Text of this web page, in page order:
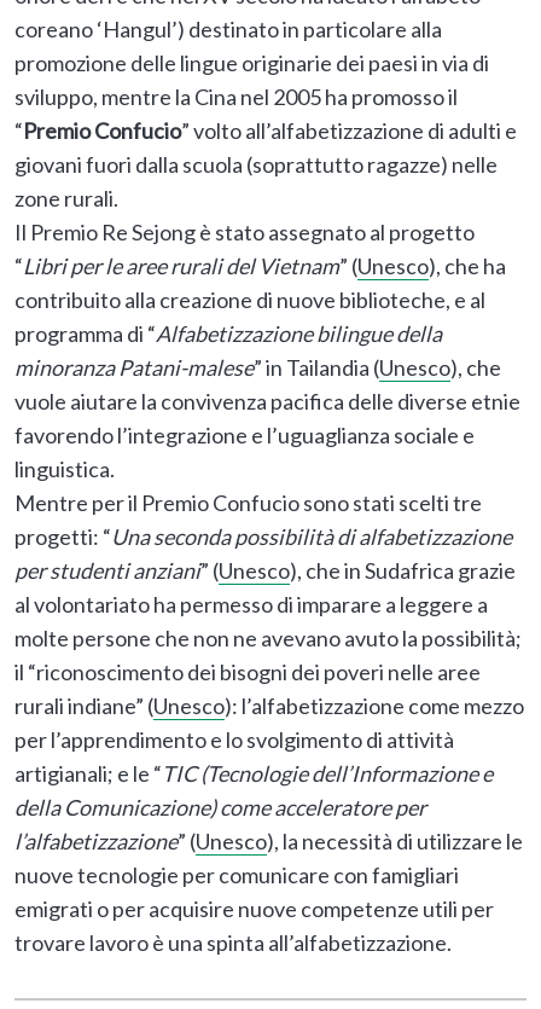
coreano ‘Hangul’) destinato in particolare alla
promozione delle lingue originarie dei paesi in via di
sviluppo, mentre la Cina nel 2005 ha promosso il
“PremioConfucio” volto all’alfabetizzazione di adulti e
giovani fuori dalla scuola (soprattutto ragazze) nelle
zone rurali.
Il Premio Re Sejong è stato assegnato al progetto
“Libri per le aree rurali del Vietnam” (Unesco), che ha
contribuito alla creazione di nuove biblioteche, e al
programma di “Alfabetizzazione bilingue della
minoranza Patani-malese” in Tailandia (Unesco), che
vuole aiutare la convivenza pacifica delle diverse etnie
favorendo l’integrazione e l’uguaglianza sociale e
linguistica.
Mentre per il Premio Confucio sono stati scelti tre
progetti: “Una seconda possibilità di alfabetizzazione
per studenti anziani” (Unesco), che in Sudafrica grazie
al volontariato ha permesso di imparare a leggere a
molte persone che non ne avevano avuto la possibilità;
il “riconoscimento dei bisogni dei poveri nelle aree
rurali indiane” (Unesco): l’alfabetizzazione come mezzo
per l’apprendimento e lo svolgimento di attività
artigianali; e le “TIC (Tecnologie dell’Informazione e
della Comunicazione) come acceleratore per
l’alfabetizzazione” (Unesco), la necessità di utilizzare le
nuove tecnologie per comunicare con famigliari
emigrati o per acquisire nuove competenze utili per
trovare lavoro è una spinta all’alfabetizzazione.